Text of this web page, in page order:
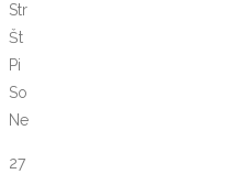
Str
Št
Pi
So
Ne
27